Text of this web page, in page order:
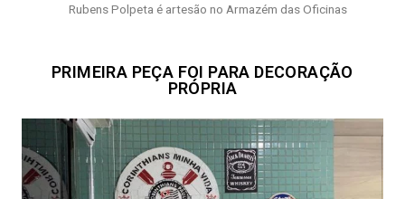
Rubens Polpeta é artesão no Armazém das Oficinas
PRIMEIRA PEÇA FOI PARA DECORAÇÃO
PRÓPRIA